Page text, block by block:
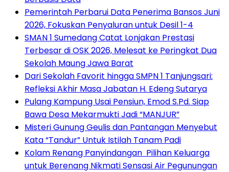
Pemerintah Perbarui Data Penerima Bansos Juni
2026, Fokuskan Penyaluran untuk Desil 1-4
SMAN 1 Sumedang Catat Lonjakan Prestasi
Terbesar di OSK 2026, Melesat ke Peringkat Dua
Sekolah Maung Jawa Barat
Dari Sekolah Favorit hingga SMPN 1 Tanjungsari:
Refleksi Akhir Masa Jabatan H. Edeng Sutarya
Pulang Kampung Usai Pensiun, Emod S.Pd. Siap
Bawa Desa Mekarmukti Jadi “MANJUR”
Misteri Gunung Geulis dan Pantangan Menyebut
Kata “Tandur” Untuk Istilah Tanam Padi
Kolam Renang Panyindangan Pilihan Keluarga
untuk Berenang Nikmati Sensasi Air Pegunungan